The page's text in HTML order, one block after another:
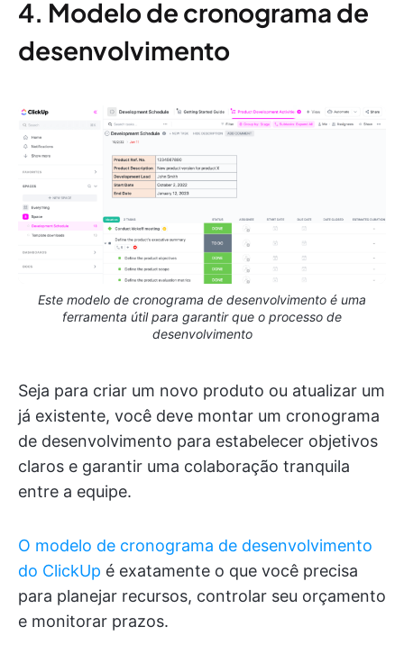
4. Modelo de cronograma de
desenvolvimento
Este modelo de cronograma de desenvolvimento é uma
ferramenta útil para garantir que o processo de
desenvolvimento
Seja para criar um novo produto ou atualizar um
já existente, você deve montar um cronograma
de desenvolvimento para estabelecer objetivos
claros e garantir uma colaboração tranquila
entre a equipe.
O modelo de cronograma de desenvolvimento
do ClickUp é exatamente o que você precisa
para planejar recursos, controlar seu orçamento
e monitorar prazos.